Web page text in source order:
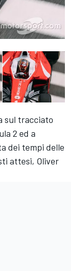
sul tracciato
2 ed a
dei tempi delle
attesi, Oliver